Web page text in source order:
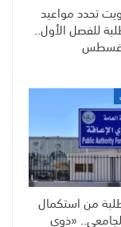
تحدد مواعيد
للفصل الأول..
من استكمال
«ذوي